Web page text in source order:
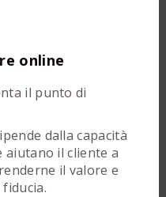
online
il punto di
dalla capacità
aiutano il cliente a
il valore e